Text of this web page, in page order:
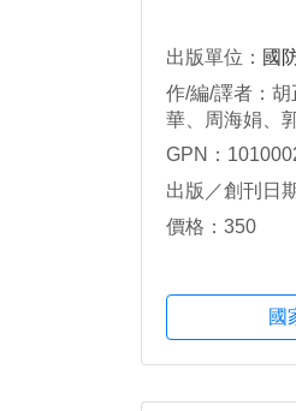
出版單位： 國
作/編/譯者：
華、周海娟、
GPN：
出版／創刊日
價格：350
國